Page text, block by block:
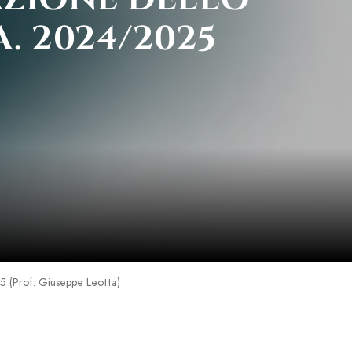
2024/2025
(Prof. Giuseppe Leotta)